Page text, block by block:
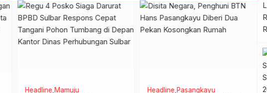
Headline Mamuju Headline Pasangkayu